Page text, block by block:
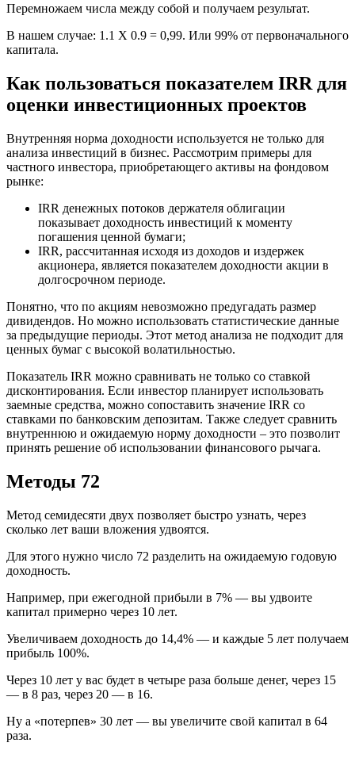
Перемножаем числа между собой и получаем результат.
В нашем случае: 1.1 Х 0.9 = 0,99. Или 99% от первоначального
капитала.
Как пользоваться показателем IRR для
оценки инвестиционных проектов
Внутренняя норма доходности используется не только для
анализа инвестиций в бизнес. Рассмотрим примеры для
частного инвестора, приобретающего активы на фондовом
рынке:
IRR денежных потоков держателя облигации
показывает доходность инвестиций к моменту
погашения ценной бумаги;
IRR, рассчитанная исходя из доходов и издержек
акционера, является показателем доходности акции в
долгосрочном периоде.
Понятно, что по акциям невозможно предугадать размер
дивидендов. Но можно использовать статистические данные
за предыдущие периоды. Этот метод анализа не подходит для
ценных бумаг с высокой волатильностью.
Показатель IRR можно сравнивать не только со ставкой
дисконтирования. Если инвестор планирует использовать
заемные средства, можно сопоставить значение IRR со
ставками по банковским депозитам. Также следует сравнить
внутреннюю и ожидаемую норму доходности – это позволит
принять решение об использовании финансового рычага.
Методы 72
Метод семидесяти двух позволяет быстро узнать, через
сколько лет ваши вложения удвоятся.
Для этого нужно число 72 разделить на ожидаемую годовую
доходность.
Например, при ежегодной прибыли в 7% — вы удвоите
капитал примерно через 10 лет.
Увеличиваем доходность до 14,4% — и каждые 5 лет получаем
прибыль 100%.
Через 10 лет у вас будет в четыре раза больше денег, через 15
— в 8 раз, через 20 — в 16.
Ну а «потерпев» 30 лет — вы увеличите свой капитал в 64
раза.